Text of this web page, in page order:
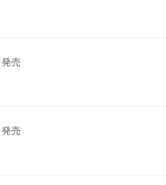
売
売